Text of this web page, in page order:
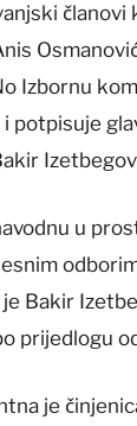
članovi
Izbornu
potpisuje
u
Bakir
prijedlogu
je